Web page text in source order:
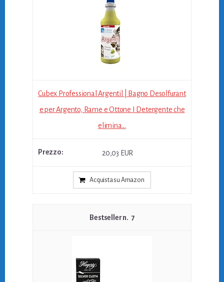
Cubex Professional Argentil | Bagno Desolfurant
e per Argento, Rame e Ottone I Detergente che
elimina...
20,03 EUR
Acquista su Amazon
7